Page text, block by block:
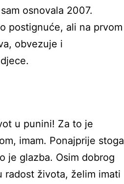
osnovala 2007.
postignuće, ali na prvom
obvezuje i
u punini! Za to je
imam. Ponajprije stoga
je glazba. Osim dobrog
radost života, želim imati